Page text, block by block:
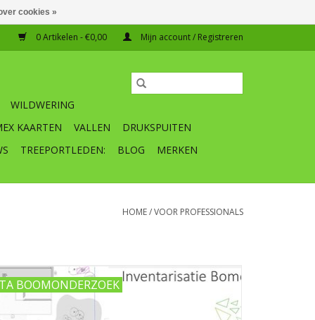
0 Artikelen - €0,00 Mijn account / Registreren
WILDWERING
KAARTEN
VALLEN
DRUKSPUITEN
TREEPORTLEDEN: BLOG MERKEN
HOME/VOOR PROFESSIONALS
BOOMONDERZOEK
cookies »